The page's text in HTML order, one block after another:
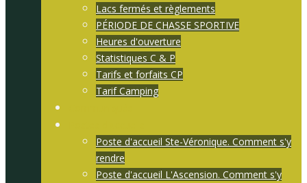
Lacs fermés et règlements
PÉRIODE DE CHASSE SPORTIVE
Heures d'ouverture
Statistiques C & P
Tarifs et forfaits CP
Tarif Camping
Poste d'accueil Ste-Véronique. Comment s'y
rendre
Poste d'accueil L'Ascension. Comment s'y